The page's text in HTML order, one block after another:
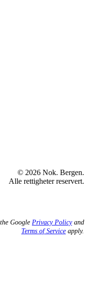
© 2026 Nok. Bergen.
Alle rettigheter reservert.
Google Privacy Policyand
Terms of Service apply.